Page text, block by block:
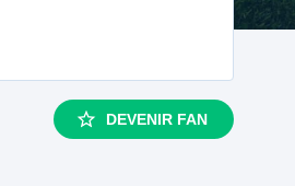
DEVENIR FAN